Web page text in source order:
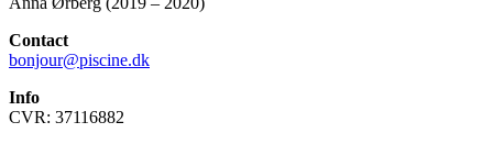
Contact
bonjour@piscine.dk
Info
CVR: 37116882